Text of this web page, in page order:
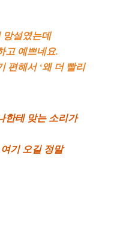
망설였는데
고 예쁘네요.
편해서 ‘왜 더 빨리
한테 맞는 소리가
기 오길 정말